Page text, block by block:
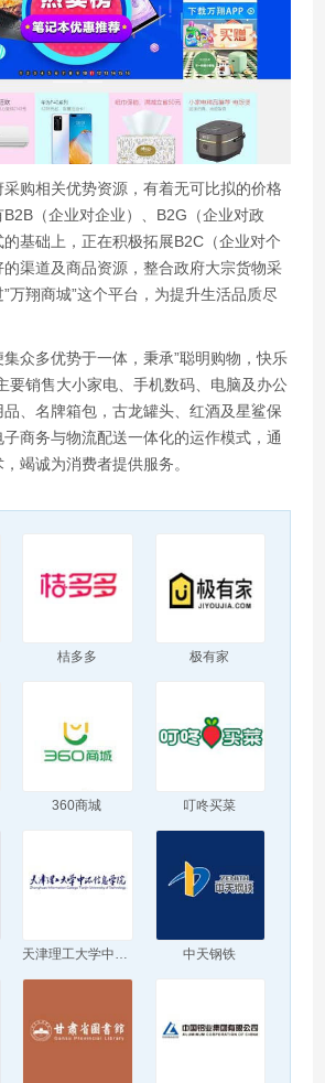
购相关优势资源，有着无可比拟的价格
（企业对企业）、B2G（企业对政
基础上，正在积极拓展B2C（企业对个
的渠道及商品资源，整合政府大宗货物采
万翔商城”这个平台，为提升生活品质尽
众多优势于一体，秉承”聪明购物，快乐
要销售大小家电、手机数码、电脑及办公
、名牌箱包，古龙罐头、红酒及星鲨保
商务与物流配送一体化的运作模式，通
竭诚为消费者提供服务。
桔多多 极有家
360商城 叮咚买菜
中天钢铁